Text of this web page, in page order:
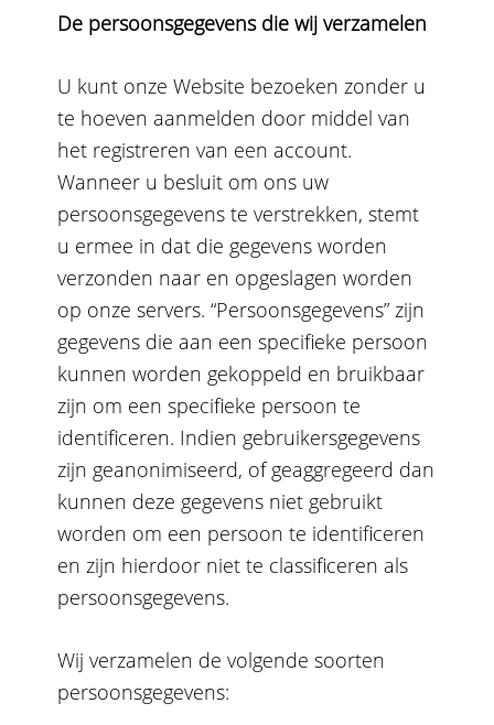
De persoonsgegevens die wij verzamelen
U kunt onze Website bezoeken zonder u
te hoeven aanmelden door middel van
het registreren van een account.
Wanneer u besluit om ons uw
persoonsgegevens te verstrekken, stemt
u ermee in dat die gegevens worden
verzonden naar en opgeslagen worden
op onze servers. “Persoonsgegevens” zijn
gegevens die aan een specifieke persoon
kunnen worden gekoppeld en bruikbaar
zijn om een specifieke persoon te
identificeren. Indien gebruikersgegevens
zijn geanonimiseerd, of geaggregeerd dan
kunnen deze gegevens niet gebruikt
worden om een persoon te identificeren
en zijn hierdoor niet te classificeren als
persoonsgegevens.
Wij verzamelen de volgende soorten
persoonsgegevens: